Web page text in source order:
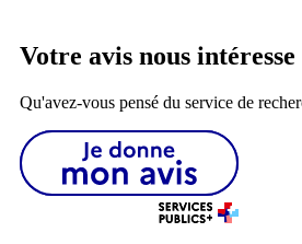
Votre avis nous intéresse
Qu'avez-vous pensé du service de